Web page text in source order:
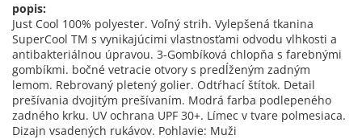
popis:
Just Cool 100% polyester. Voľný strih. Vylepšená tkanina
SuperCool TM s vynikajúcimi vlastnosťami odvodu vlhkosti a
antibakteriálnou úpravou. 3-Gombíková chlopňa s farebnými
gombíkmi. bočné vetracie otvory s predĺženým zadným
lemom. Rebrovaný pletený golier. Odtŕhací štítok. Detail
prešívania dvojitým prešívaním. Modrá farba podlepeného
zadného krku. UV ochrana UPF 30+. Límec v tvare polmesiaca.
Dizajn vsadených rukávov. Pohlavie: Muži